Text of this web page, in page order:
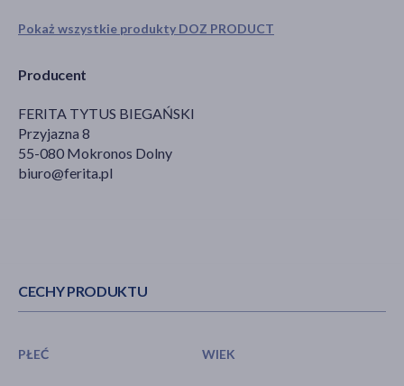
Pokaż wszystkie produkty DOZ PRODUCT
Producent
FERITA TYTUS BIEGAŃSKI
Przyjazna 8
55-080 Mokronos Dolny
biuro@ferita.pl
CECHY PRODUKTU
PŁEĆ WIEK